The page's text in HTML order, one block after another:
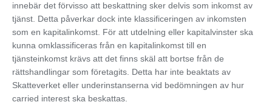
innebär det förvisso att beskattning sker delvis som inkomst av
tjänst. Detta påverkar dock inte klassificeringen av inkomsten
som en kapitalinkomst. För att utdelning eller kapitalvinster ska
kunna omklassificeras från en kapitalinkomst till en
tjänsteinkomst krävs att det finns skäl att bortse från de
rättshandlingar som företagits. Detta har inte beaktats av
Skatteverket eller underinstanserna vid bedömningen av hur
carried interest ska beskattas.